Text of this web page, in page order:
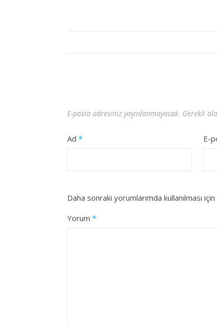
E-posta adresiniz yayınlanmayacak. Gerekli
Ad * E-
Daha sonraki yorumlarımda kullanılması
Yorum *